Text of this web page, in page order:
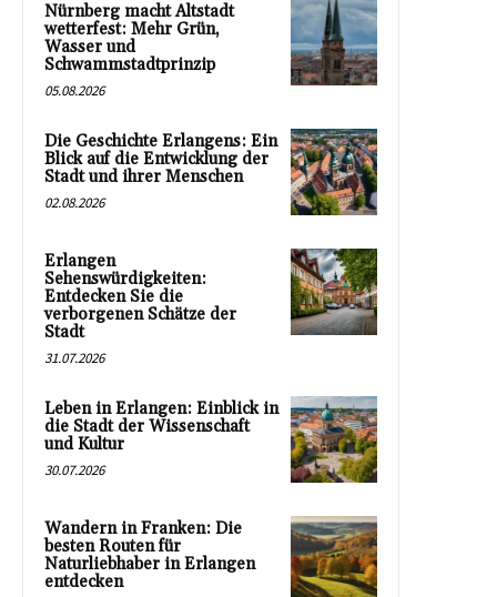
Nürnberg macht Altstadt
wetterfest: Mehr Grün,
Wasser und
Schwammstadtprinzip
05.08.2026
Die Geschichte Erlangens: Ein
Blick auf die Entwicklung der
Stadt und ihrer Menschen
02.08.2026
Erlangen
Sehenswürdigkeiten:
Entdecken Sie die
verborgenen Schätze der
Stadt
31.07.2026
Leben in Erlangen: Einblick in
die Stadt der Wissenschaft
und Kultur
30.07.2026
Wandern in Franken: Die
besten Routen für
Naturliebhaber in Erlangen
entdecken